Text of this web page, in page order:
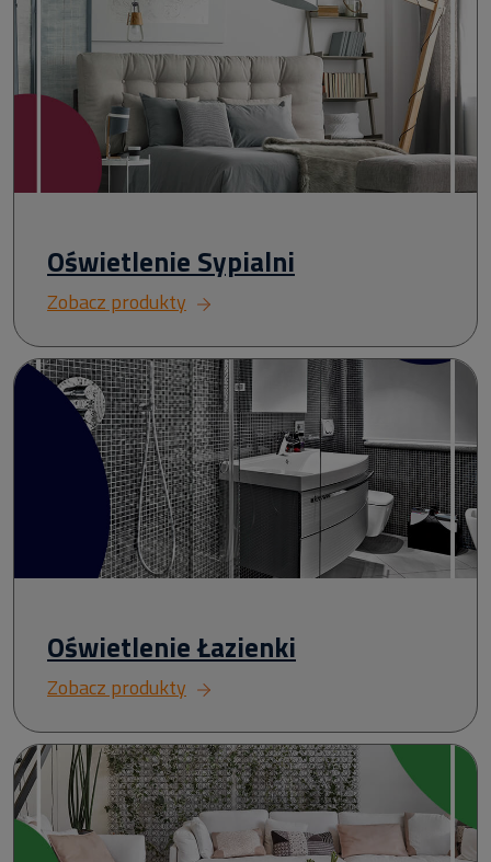
Oświetlenie Sypialni
Zobacz produkty
Oświetlenie Łazienki
Zobacz produkty